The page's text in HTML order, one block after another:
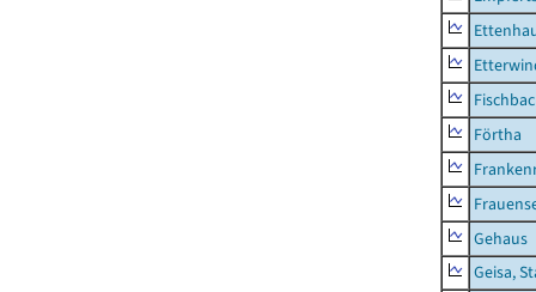
Förtha
Gehaus
Geisa,